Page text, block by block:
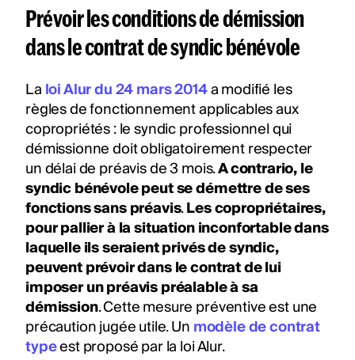
Prévoir les conditions de démission
dans le contrat de syndic bénévole
Laloi Alur du 24 mars 2014a modifié les
règles de fonctionnement applicables aux
copropriétés : le syndic professionnel qui
démissionne doit obligatoirement respecter
un délai de préavis de 3 mois.A contrario, le
syndic bénévole peut se démettre de ses
fonctions sans préavis.Les copropriétaires,
pour pallier à la situation inconfortable dans
laquelle ils seraient privés de syndic,
peuvent prévoir dans le contrat de lui
imposer un préavis préalable à sa
démission. Cette mesure préventive est une
précaution jugée utile. Unmodèle de contrat
typeest proposé par la loi Alur.